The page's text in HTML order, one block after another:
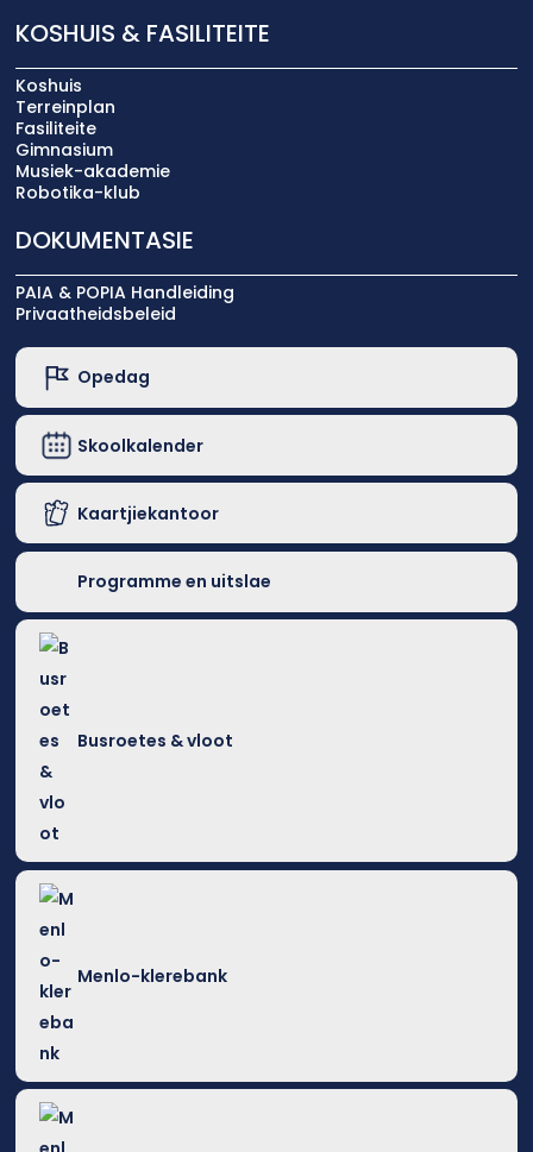
KOSHUIS & FASILITEITE
Koshuis
Terreinplan
Fasiliteite
Gimnasium
Musiek-akademie
Robotika-klub
DOKUMENTASIE
PAIA & POPIA Handleiding
Privaatheidsbeleid
Opedag
Skoolkalender
Kaartjiekantoor
Programme en uitslae
Busroetes & vloot
Menlo-klerebank